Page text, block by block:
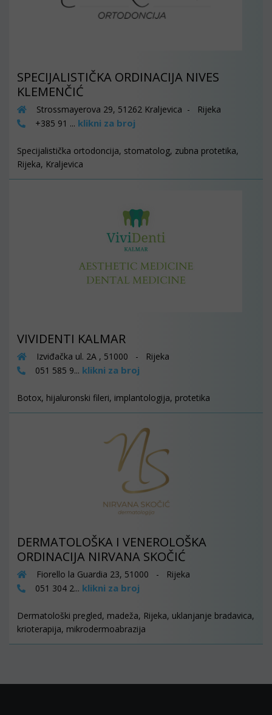
SPECIJALISTIČKA ORDINACIJA NIVES
KLEMENČIĆ
Strossmayerova 29, 51262 Kraljevica - Rijeka
+385 91 ... klikni za broj
Specijalistička ortodoncija, stomatolog, zubna protetika,
Rijeka, Kraljevica
VIVIDENTI KALMAR
Izviđačka ul. 2A , 51000 - Rijeka
051 585 9... klikni za broj
Botox, hijaluronski fileri, implantologija, protetika
DERMATOLOŠKA I VENEROLOŠKA
ORDINACIJA NIRVANA SKOČIĆ
Fiorello la Guardia 23, 51000 - Rijeka
051 304 2... klikni za broj
Dermatološki pregled, madeža, Rijeka, uklanjanje bradavica,
krioterapija, mikrodermoabrazija